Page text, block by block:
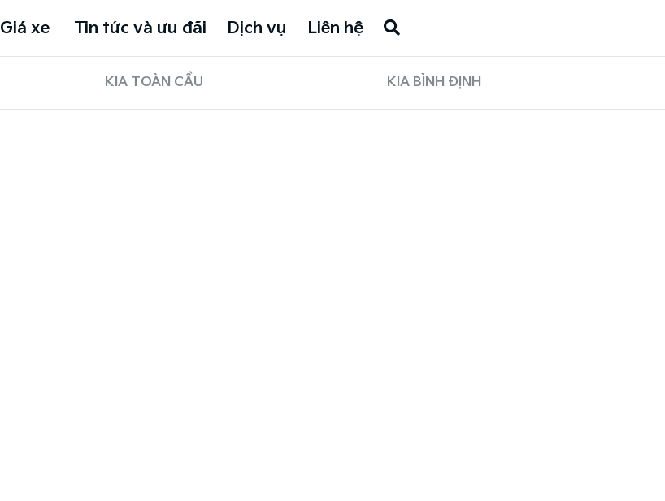
Giá xe Tin tức và ưu đãi Dịch vụ Liên hệ
KIA TOÀN CẦU KIA BÌNH ĐỊNH